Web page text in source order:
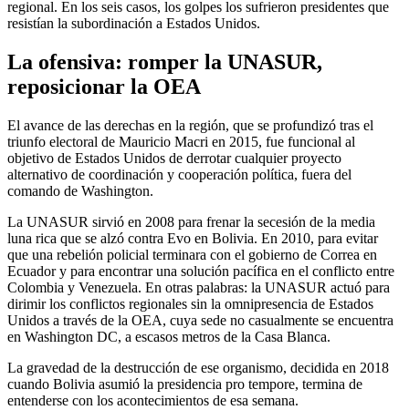
regional. En los seis casos, los golpes los sufrieron presidentes que
resistían la subordinación a Estados Unidos.
La ofensiva: romper la UNASUR,
reposicionar la OEA
El avance de las derechas en la región, que se profundizó tras el
triunfo electoral de Mauricio Macri en 2015, fue funcional al
objetivo de Estados Unidos de derrotar cualquier proyecto
alternativo de coordinación y cooperación política, fuera del
comando de Washington.
La UNASUR sirvió en 2008 para frenar la secesión de la media
luna rica que se alzó contra Evo en Bolivia. En 2010, para evitar
que una rebelión policial terminara con el gobierno de Correa en
Ecuador y para encontrar una solución pacífica en el conflicto entre
Colombia y Venezuela. En otras palabras: la UNASUR actuó para
dirimir los conflictos regionales sin la omnipresencia de Estados
Unidos a través de la OEA, cuya sede no casualmente se encuentra
en Washington DC, a escasos metros de la Casa Blanca.
La gravedad de la destrucción de ese organismo, decidida en 2018
cuando Bolivia asumió la presidencia pro tempore, termina de
entenderse con los acontecimientos de esa semana.